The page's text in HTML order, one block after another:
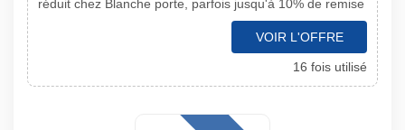
réduit chez Blanche porte, parfois jusqu'à 10% de remise
VOIR L'OFFRE
16 fois utilisé